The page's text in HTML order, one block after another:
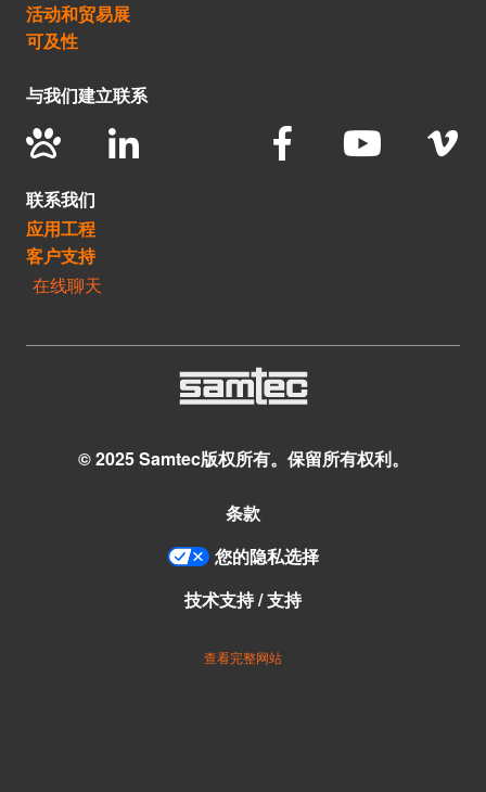
活动和贸易展
可及性
与我们建立联系
联系我们
应用工程
客户支持
在线聊天
© 2025 Samtec版权所有。保留所有权利。
条款
您的隐私选择
技术支持 / 支持
查看完整网站